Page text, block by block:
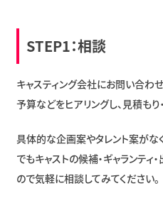
STEP1：相談
キャスティング会社にお問い合わ
予算などをヒアリングし、見積もり
具体的な企画案やタレント案がな
でもキャストの候補・ギャランティ
ので気軽に相談してみてください。